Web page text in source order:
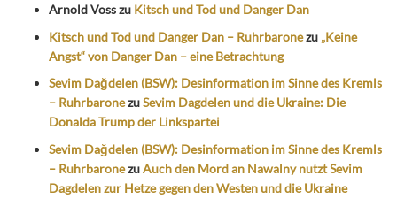
Arnold Vosszu Kitsch und Tod und Danger Dan
Kitsch und Tod und Danger Dan – Ruhrbaronezu „Keine
Angst“ von Danger Dan – eine Betrachtung
Sevim Dağdelen (BSW): Desinformation im Sinne des Kremls
– RuhrbaronezuSevim Dagdelen und die Ukraine: Die
Donalda Trump der Linkspartei
Sevim Dağdelen (BSW): Desinformation im Sinne des Kremls
– RuhrbaronezuAuch den Mord an Nawalny nutzt Sevim
Dagdelen zur Hetze gegen den Westen und die Ukraine